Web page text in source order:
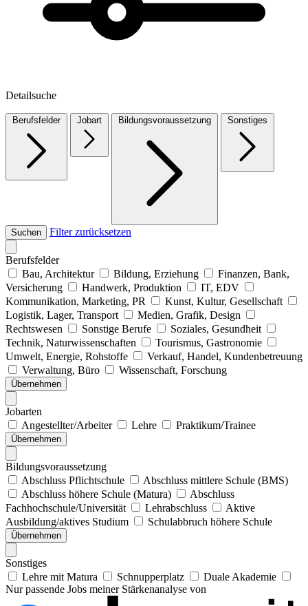
Detailsuche
Berufsfelder Jobart Bildungsvoraussetzung Sonstiges
Suchen Filter zurücksetzen
Berufsfelder
Bau, Architektur
Bildung, Erziehung
Finanzen, Bank,
Versicherung
Handwerk, Produktion
IT, EDV
Kommunikation, Marketing, PR
Kunst, Kultur, Gesellschaft
Logistik, Lager, Transport
Medien, Grafik, Design
Rechtswesen
Sonstige Berufe
Soziales, Gesundheit
Technik, Naturwissenschaften
Tourismus, Gastronomie
Umwelt, Energie, Rohstoffe
Verkauf, Handel, Kundenbetreuung
Verwaltung, Büro
Wissenschaft, Forschung
Übernehmen
Jobarten
Angestellter/Arbeiter
Lehre Praktikum/Trainee
Übernehmen
Bildungsvoraussetzung
Abschluss Pflichtschule
Abschluss mittlere Schule (BMS)
Abschluss höhere Schule (Matura)
Abschluss
Fachhochschule/Universität
Lehrabschluss
Aktive
Ausbildung/aktives Studium
Schulabbruch höhere Schule
Übernehmen
Sonstiges
Lehre mit Matura
Schnupperplatz
Duale Akademie
Nur passende Jobs meiner Stärkenanalyse von